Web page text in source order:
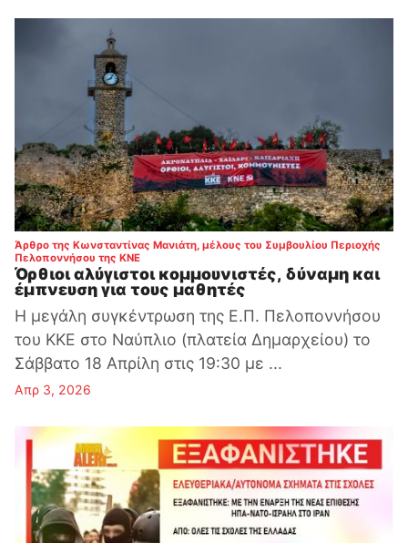
Άρθρο της Κωνσταντίνας Μανιάτη, μέλους του Συμβουλίου Περιοχής
Πελοποννήσου της ΚΝΕ:
Όρθιοι αλύγιστοι κομμουνιστές, δύναμη και
έμπνευση για τους μαθητές
Η μεγάλη συγκέντρωση της Ε.Π. Πελοποννήσου
του ΚΚΕ στο Ναύπλιο (πλατεία Δημαρχείου) το
Σάββατο 18 Απρίλη στις 19:30 με ...
Απρ 3, 2026